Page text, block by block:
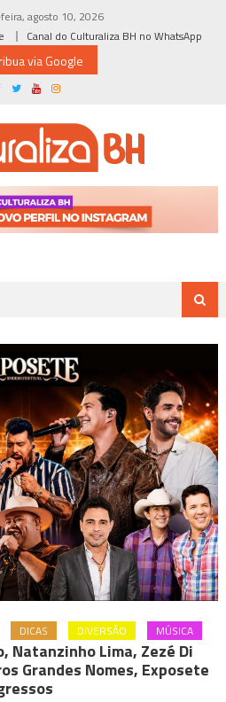
agosto 10, 2026
Canal do Culturaliza BH no WhatsApp
via Google
DICAS DIVERSÃO MÚSICA
Natanzinho Lima, Zezé Di
Grandes Nomes, Exposete